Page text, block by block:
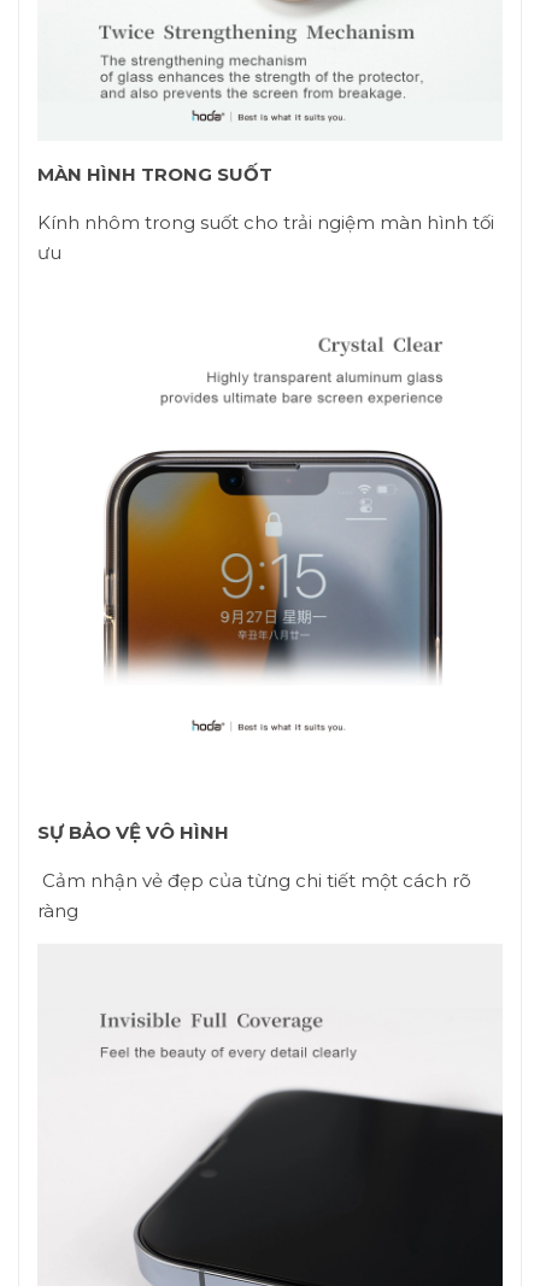
MÀN HÌNH TRONG SUỐT
Kính nhôm trong suốt cho trải ngiệm màn hình tối
ưu
SỰ BẢO VỆ VÔ HÌNH
Cảm nhận vẻ đẹp của từng chi tiết một cách rõ
ràng